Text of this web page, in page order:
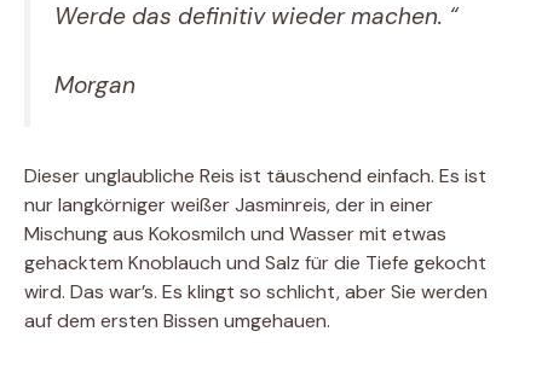
Werde das definitiv wieder machen. “
Morgan
Dieser unglaubliche Reis ist täuschend einfach. Es ist
nur langkörniger weißer Jasminreis, der in einer
Mischung aus Kokosmilch und Wasser mit etwas
gehacktem Knoblauch und Salz für die Tiefe gekocht
wird. Das war’s. Es klingt so schlicht, aber Sie werden
auf dem ersten Bissen umgehauen.